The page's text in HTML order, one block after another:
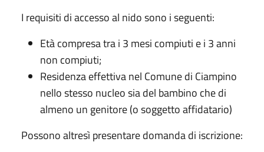
I requisiti di accesso al nido sono i seguenti:
Età compresa tra i 3 mesi compiuti e i 3 anni
non compiuti;
Residenza effettiva nel Comune di Ciampino
nello stesso nucleo sia del bambino che di
almeno un genitore (o soggetto affidatario)
Possono altresì presentare domanda di iscrizione: